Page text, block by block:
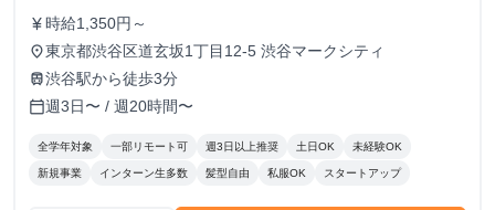
currency_yen 時給1,350円～
place東京都渋谷区道玄坂1丁目12-5 渋谷マークシティ
train渋谷駅から徒歩3分
calendar_today週3日〜 / 週20時間〜
全学年対象 一部リモート可 週3日以上推奨 土日OK 未経験OK
新規事業 インターン生多数 髪型自由 私服OK スタートアップ